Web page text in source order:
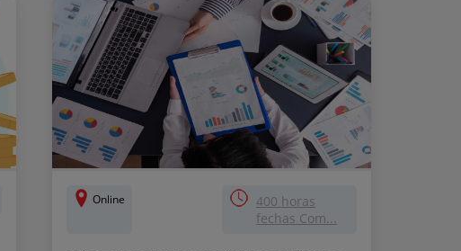
Online
400 horas
fechas Com...